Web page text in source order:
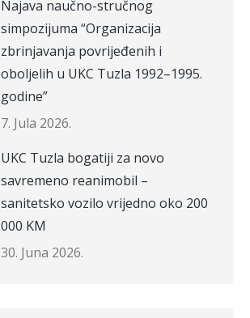
Najava naučno-stručnog
simpozijuma “Organizacija
zbrinjavanja povrijeđenih i
oboljelih u UKC Tuzla 1992–1995.
godine”
7. Jula 2026.
UKC Tuzla bogatiji za novo
savremeno reanimobil –
sanitetsko vozilo vrijedno oko 200
000 KM
30. Juna 2026.